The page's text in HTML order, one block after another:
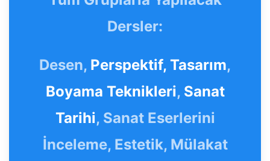
Dersler:
Desen, Perspektif, Tasarım,
Boyama Teknikleri, Sanat
Tarihi, Sanat Eserlerini
İnceleme, Estetik, Mülakat